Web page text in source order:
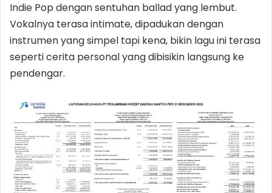
Indie Pop dengan sentuhan ballad yang lembut.
Vokalnya terasa intimate, dipadukan dengan
instrumen yang simpel tapi kena, bikin lagu ini terasa
seperti cerita personal yang dibisikin langsung ke
pendengar.